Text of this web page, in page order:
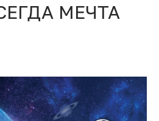
МЕЧТА